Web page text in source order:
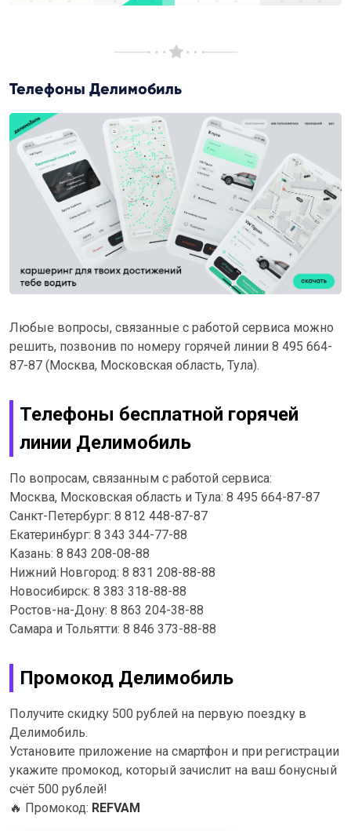
Телефоны Делимобиль
Любые вопросы, связанные с работой сервиса можно
решить, позвонив по номеру горячей линии 8 495 664-
87-87 (Москва, Московская область, Тула).
Телефоны бесплатной горячей
линии Делимобиль
По вопросам, связанным с работой сервиса:
Москва, Московская область и Тула: 8 495 664-87-87
Санкт-Петербург: 8 812 448-87-87
Екатеринбург: 8 343 344-77-88
Казань: 8 843 208-08-88
Нижний Новгород: 8 831 208-88-88
Новосибирск: 8 383 318-88-88
Ростов-на-Дону: 8 863 204-38-88
Самара и Тольятти: 8 846 373-88-88
Промокод Делимобиль
Получите скидку 500 рублей на первую поездку в
Делимобиль.
Установите приложение на смартфон и при регистрации
укажите промокод, который зачислит на ваш бонусный
счёт 500 рублей!
🔥 Промокод: REFVAM